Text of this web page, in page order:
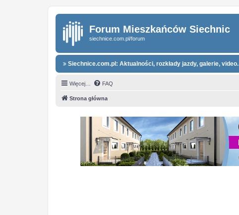
Forum Mieszkańców Siechnic
siechnice.com.pl/forum
Siechnice.com.pl: Aktualności, rozkłady jazdy, galerie, video.
Więcej… FAQ
Strona główna